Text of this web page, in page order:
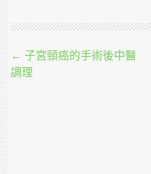
Post navigation
← 子宮頸癌的手術後中醫
調理